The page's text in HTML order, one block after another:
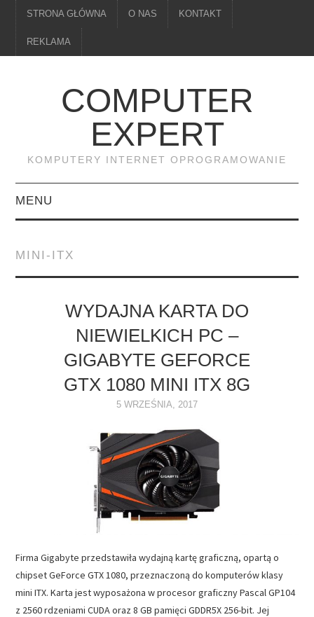
STRONA GŁÓWNA O NAS KONTAKT
REKLAMA
COMPUTER
EXPERT
KOMPUTERY INTERNET OPROGRAMOWANIE
MENU
MONITORY
NAPĘDY
OPROGRAMOWANIE
MINI-ITX
WYDAJNA KARTA DO
NIEWIELKICH PC –
GIGABYTE GEFORCE
GTX 1080 MINI ITX 8G
5 WRZEŚNIA, 2017
Firma Gigabyte przedstawiła wydajną kartę graficzną, opartą o
chipset GeForce GTX 1080, przeznaczoną do komputerów klasy
mini ITX. Karta jest wyposażona w procesor graficzny Pascal GP104
z 2560 rdzeniami CUDA oraz 8 GB pamięci GDDR5X 256-bit. Jej